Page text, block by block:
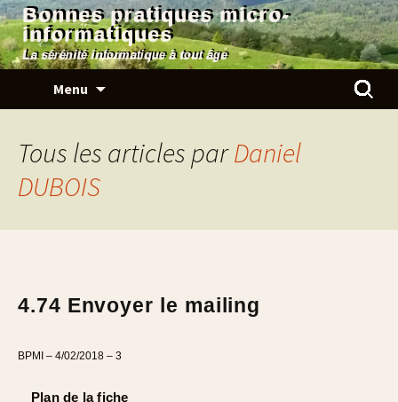
Bonnes pratiques micro-
informatiques
La sérénité informatique à tout âge
Menu
Tous les articles parDaniel
DUBOIS
4.74 Envoyer le mailing
BPMI – 4/02/2018 – 3
Plan de la fiche